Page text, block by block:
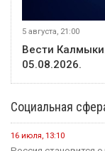
мошенничестве с
31 июля
Россияне стали